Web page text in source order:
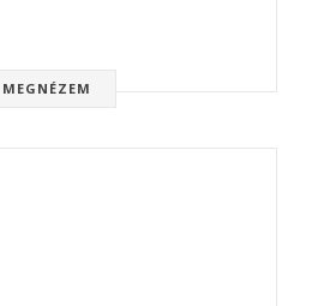
MEGNÉZEM